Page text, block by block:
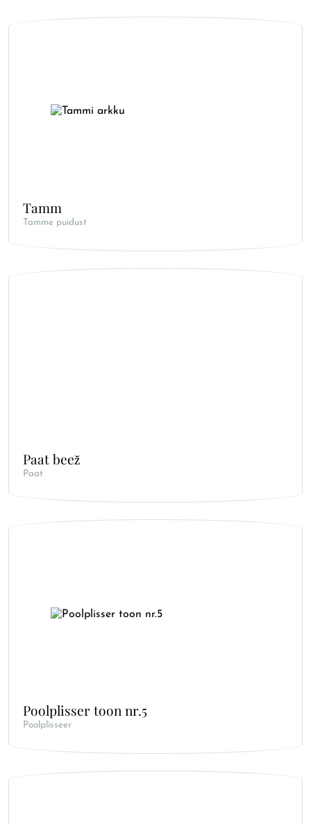
Tamm
Tamme puidust
Paat beež
Paat
Poolplisser toon nr.5
Poolplisseer